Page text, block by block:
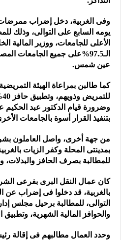
وفى الغربية، دخل إضراب
يومه السابع على التوالى، وذلك
الأعلى للجامعات، ووزير المالية
الـ97.5%على جميع الجامعات
عين شمس.
كما طالبن بمراعاة الهيئة
وضرورة قيام الدكتور عبد الحكيم
بتنفيذ القرار أسوة بالجامعات
من جهة أخرى، واصل العاملون
بمدينتى المحلة وكفر الزيات
للمطالبة بصرف الحافز والبدلات،
كان عمال النقل البرى بفرعى
بالغربية، قد دخلوا فى إضراب عن
التوالى، للمطالبة برحيل مجلس
والحوافز المالية الشهرية، وتطبيق
وحدد العمال مطالبهم فى إقالة